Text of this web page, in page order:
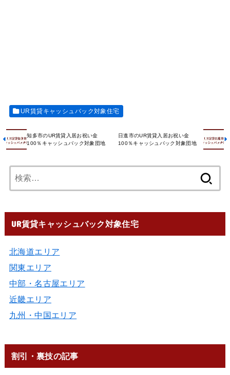
UR賃貸キャッシュバック対象住宅
日進市のUR賃貸入居お祝い金
100％キャッシュバック対象団地
知多市のUR賃貸入居お祝い金
100％キャッシュバック対象団地
UR賃貸キャッシュバック対象住宅
北海道エリア
関東エリア
中部・名古屋エリア
近畿エリア
九州・中国エリア
割引・裏技の記事